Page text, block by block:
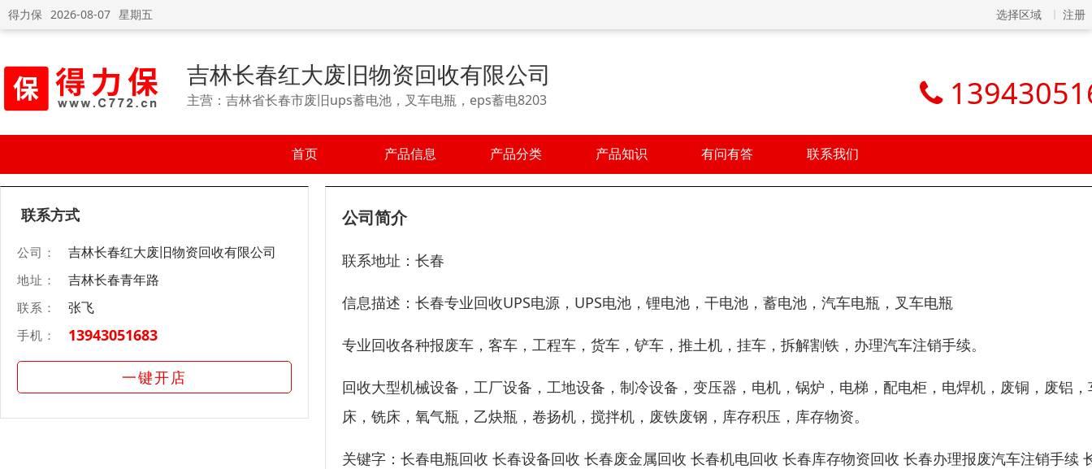
得力保 2026-08-07 星期五 选择区域 注册
吉林长春红大废旧物资回收有限公司
主营：吉林省长春市废旧ups蓄电池，叉车电瓶，eps蓄电8203
首页 产品信息 产品分类 产品知识 有问有答 联系我们
联系方式
公司： 吉林长春红大废旧物资回收有限公司
地址： 吉林长春青年路
联系： 张飞
手机： 13943051683
一键开店
公司简介
联系地址：长春
信息描述：长春专业回收UPS电源，UPS电池，锂电池，干电池，蓄电池，汽车电瓶，叉车电瓶
专业回收各种报废车，客车，工程车，货车，铲车，推土机，挂车，拆解割铁，办理汽车注销手续。
回收大型机械设备，工厂设备，工地设备，制冷设备，变压器，电机，锅炉，电梯，配电柜，电焊机，废铜，废铝，
床，铣床，氧气瓶，乙炔瓶，卷扬机，搅拌机，废铁废钢，库存积压，库存物资。
关键字：长春电瓶回收 长春设备回收 长春废金属回收 长春机电回收 长春库存物资回收 长春办理报废汽车注销手续